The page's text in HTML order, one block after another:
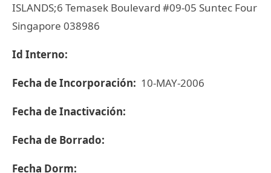
ISLANDS;6 Temasek Boulevard #09-05 Suntec Four
Singapore 038986
Id Interno:
Fecha de Incorporación: 10-MAY-2006
Fecha de Inactivación:
Fecha de Borrado:
Fecha Dorm: